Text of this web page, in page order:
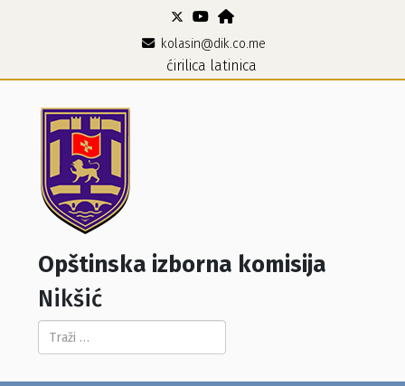
kolasin@dik.co.me
ćirilica latinica
Opštinska izborna komisija
Nikšić
Pretraga...